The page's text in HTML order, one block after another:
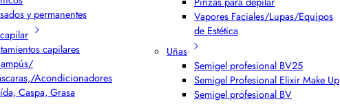
y permanentes
capilares
Acondicionadores
Caspa, Grasa
Vapores Faciales/Lupas/Equipos
de Estética
Uñas
Semigel profesional BV25
Semigel Profesional Elixir Make Up
Semigel profesional BV